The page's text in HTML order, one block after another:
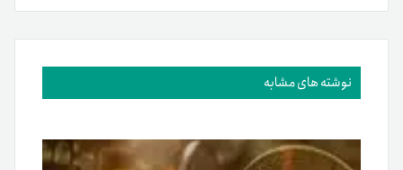
نوشته های مشابه